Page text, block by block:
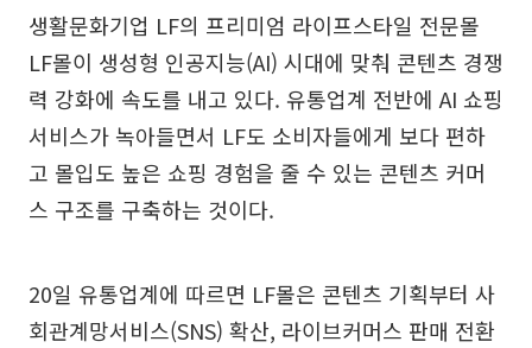
생활문화기업 LF의 프리미엄 라이프스타일 전문몰
LF몰이 생성형 인공지능(AI) 시대에 맞춰 콘텐츠 경쟁
력 강화에 속도를 내고 있다. 유통업계 전반에 AI 쇼핑
서비스가 녹아들면서 LF도 소비자들에게 보다 편하
고 몰입도 높은 쇼핑 경험을 줄 수 있는 콘텐츠 커머
스 구조를 구축하는 것이다.
20일 유통업계에 따르면 LF몰은 콘텐츠 기획부터 사
회관계망서비스(SNS) 확산, 라이브커머스 판매 전환